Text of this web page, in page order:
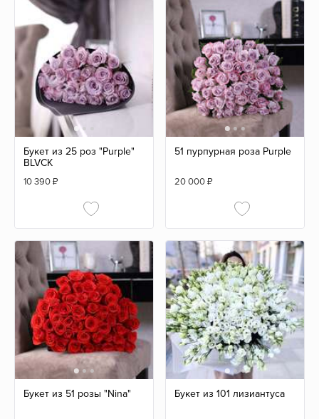
Букет из 25 роз "Purple"
BLVCK
10 390₽
51 пурпурная роза Purple
20 000₽
Букет из 51 розы "Nina" Букет из 101 лизиантуса